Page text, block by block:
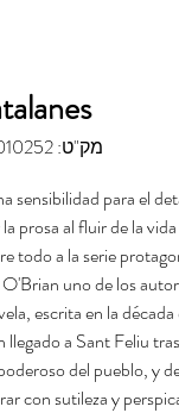
מק"ט: 9788435010252
sensibilidad para el
prosa al fluir de la
todo a la serie
uno de los
escrita en la
llegado a Sant Feliu
del pueblo, y
con sutileza y